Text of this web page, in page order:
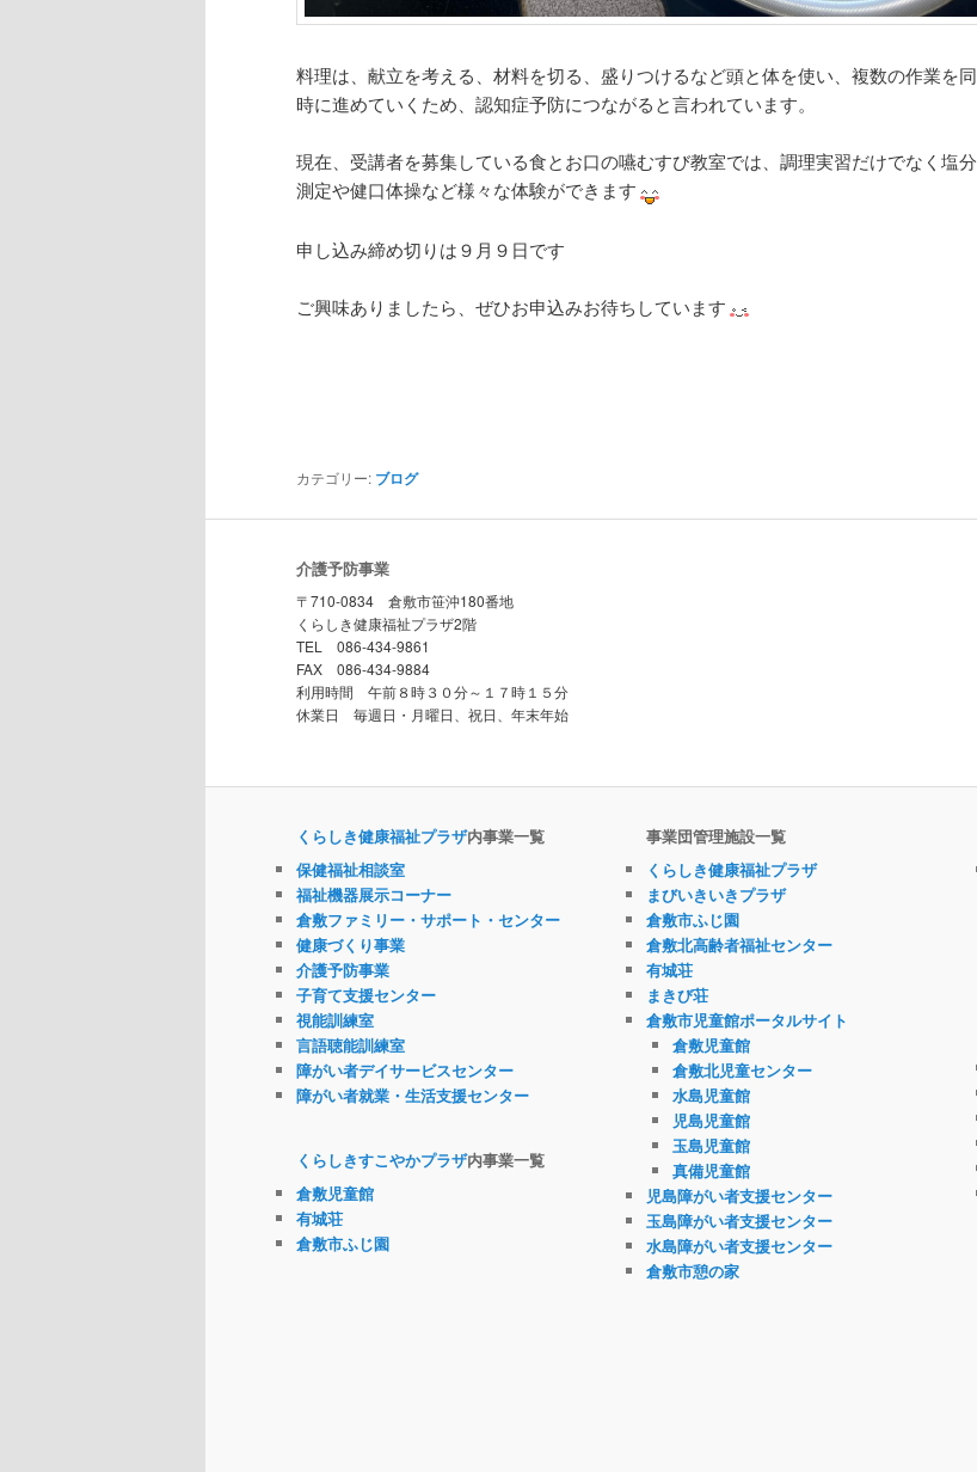
料理は、献立を考える、材料を切る、盛りつけるなど頭と体を使い、複数の作業を同
時に進めていくため、認知症予防につながると言われています。
現在、受講者を募集している食とお口の嚥むすび教室では、調理実習だけでなく塩分
測定や健口体操など様々な体験ができます
申し込み締め切りは９月９日です
ご興味ありましたら、ぜひお申込みお待ちしています
カテゴリー: ブログ
介護予防事業
〒710-0834 倉敷市笹沖180番地
くらしき健康福祉プラザ2階
TEL 086-434-9861
FAX 086-434-9884
利用時間 午前８時３０分～１７時１５分
休業日 毎週日・月曜日、祝日、年末年始
くらしき健康福祉プラザ内事業一覧
保健福祉相談室
福祉機器展示コーナー
倉敷ファミリー・サポート・センター
健康づくり事業
介護予防事業
子育て支援センター
視能訓練室
言語聴能訓練室
障がい者デイサービスセンター
障がい者就業・生活支援センター
くらしきすこやかプラザ内事業一覧
倉敷児童館
有城荘
倉敷市ふじ園
事業団管理施設一覧
くらしき健康福祉プラザ
まびいきいきプラザ
倉敷市ふじ園
倉敷北高齢者福祉センター
有城荘
まきび荘
倉敷市児童館ポータルサイト
倉敷児童館
倉敷北児童センター
水島児童館
児島児童館
玉島児童館
真備児童館
児島障がい者支援センター
玉島障がい者支援センター
水島障がい者支援センター
倉敷市憩の家